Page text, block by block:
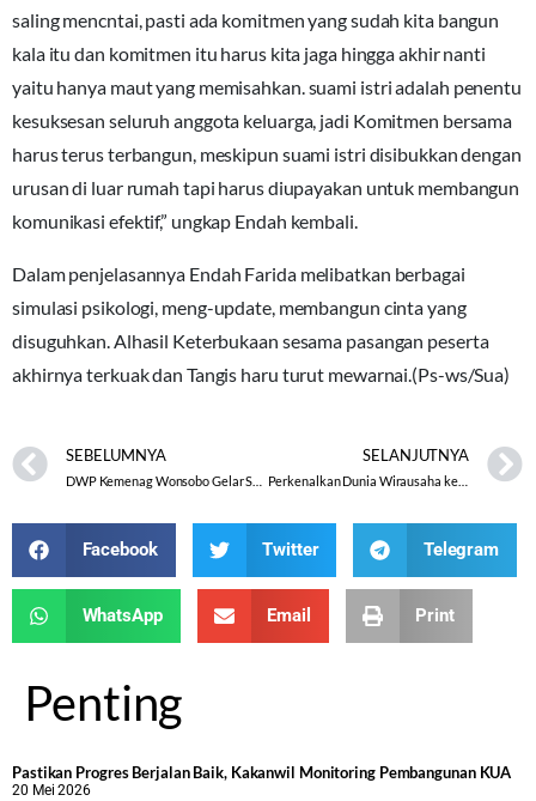
saling mencntai, pasti ada komitmen yang sudah kita bangun
kala itu dan komitmen itu harus kita jaga hingga akhir nanti
yaitu hanya maut yang memisahkan. suami istri adalah penentu
kesuksesan seluruh anggota keluarga, jadi Komitmen bersama
harus terus terbangun, meskipun suami istri disibukkan dengan
urusan di luar rumah tapi harus diupayakan untuk membangun
komunikasi efektif,” ungkap Endah kembali.
Dalam penjelasannya Endah Farida melibatkan berbagai
simulasi psikologi, meng-update, membangun cinta yang
disuguhkan. Alhasil Keterbukaan sesama pasangan peserta
akhirnya terkuak dan Tangis haru turut mewarnai.(Ps-ws/Sua)
SEBELUMNYA SELANJUTNYA
Perkenalkan Dunia Wirausaha kepada Penyuluh Agama Islam
Facebook Twitter Telegram
WhatsApp Email Print
Penting
Pastikan Progres Berjalan Baik, Kakanwil Monitoring Pembangunan KUA
20 Mei 2026